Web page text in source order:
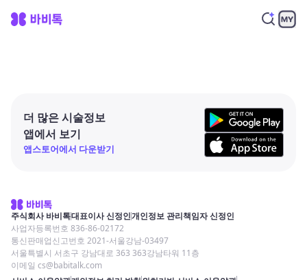
더 많은 시술정보
앱에서 보기
앱스토어에서 다운받기
주식회사 바비톡대표이사 신정인개인정보 관리책임자 신정인
사업자등록번호 836-86-02172
통신판매업신고번호 2021-서울강남-03497
서울특별시 서초구 강남대로 363 363강남타워 11층
이메일 cs@babitalk.com